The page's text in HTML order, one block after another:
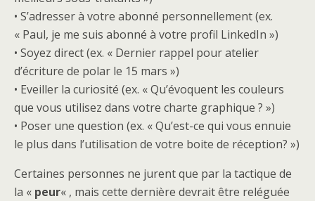
• S’adresser à votre abonné personnellement (ex.
« Paul, je me suis abonné à votre profil LinkedIn »)
• Soyez direct (ex. « Dernier rappel pour atelier
d’écriture de polar le 15 mars »)
• Eveiller la curiosité (ex. « Qu’évoquent les couleurs
que vous utilisez dans votre charte graphique ? »)
• Poser une question (ex. « Qu’est-ce qui vous ennuie
le plus dans l’utilisation de votre boite de réception? »)
Certaines personnes ne jurent que par la tactique de
la « peur« , mais cette dernière devrait être reléguée